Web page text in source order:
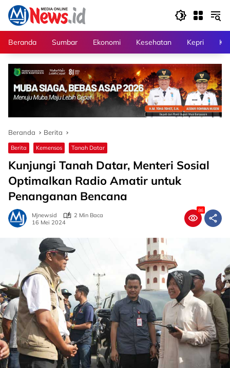
Langsung
konten
Beranda
Sumbar Ekonomi Kesehatan Kepri
Beranda Berita
Berita Kemensos Tanah Datar
Kunjungi Tanah Datar, Menteri Sosial
Optimalkan Radio Amatir untuk
Penanganan Bencana
Mjnewsid
2 Min Baca
16 Mei 2024
86